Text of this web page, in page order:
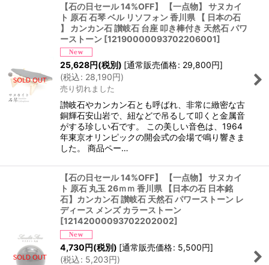
【石の日セール 14%OFF】 【一点物】 サヌカイ
ト 原石 石琴 ベル リソフォン 香川県 【 日本の石
】 カンカン石 讃岐石 台座 叩き棒付き 天然石 パワ
ーストーン [12190000093702206001]
25,628円(税別) [通常販売価格: 29,800円]
(税込: 28,190円)
売り切れました
讃岐石やカンカン石とも呼ばれ、非常に緻密な古
銅輝石安山岩で、紐などで吊るして叩くと金属音
がする珍しい石です。 この美しい音色は、1964
年東京オリンピックの開会式の会場で鳴り響きま
した。 商品ペー…
【石の日セール 14%OFF】 【一点物】 サヌカイ
ト 原石 丸玉 26ｍｍ 香川県 【日本の石 日本銘
石】カンカン石 讃岐石 天然石 パワーストーン レ
ディース メンズ カラーストーン
[12142000093702202002]
4,730円(税別) [通常販売価格: 5,500円]
(税込: 5,203円)